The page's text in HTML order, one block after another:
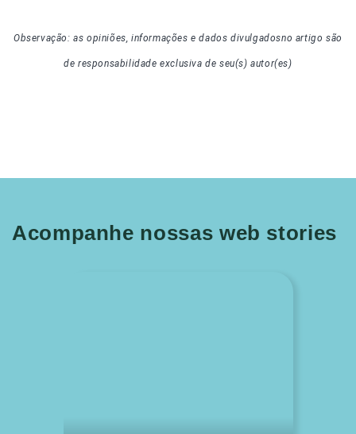
Observação: as opiniões, informações e dados divulgadosno artigosão
de responsabilidade exclusiva de seu(s) autor(es)
Acompanhe nossas web stories